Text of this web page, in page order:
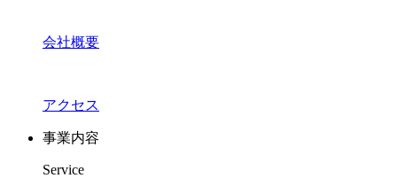
会社概要
アクセス
事業内容
Service